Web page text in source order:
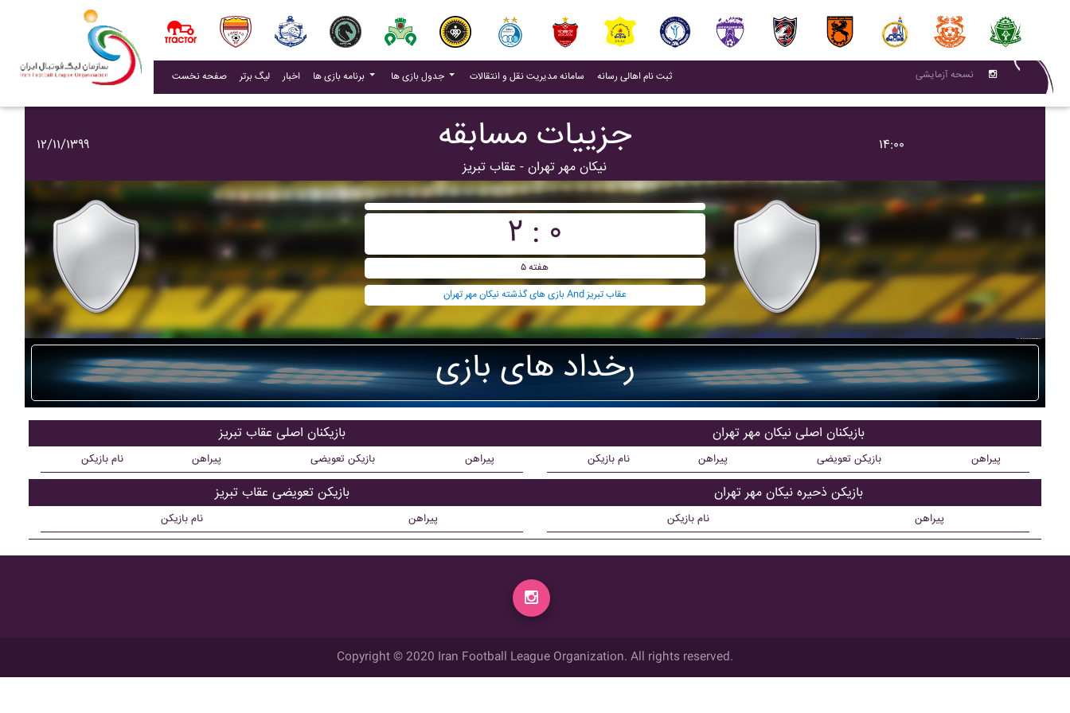
صفحه نخست لیگ برتر اخبار(current) برنامه بازی ها جدول بازی ها سامانه مدیریت نقل و انتقالات (current)
ثبت نام اهالی رسانه(current) نسحه آزمایشی
۱۲/۱۱/۱۳۹۹ جزییات مسابقه
نيکان مهر تهران - عقاب تبريز
۱۴:۰۰
۲ : ۰
هفته ۵
بازی های گذشته نيکان مهر تهران And عقاب تبريز
رخداد های بازی
بازیکنان اصلی عقاب تبريز
نام بازیکن پیراهن بازیکن تعویضی پیراهن
بازیکن تعویضی عقاب تبريز
نام بازیکن پیراهن
بازیکنان اصلی نيکان مهر تهران
نام بازیکن پیراهن بازیکن تعویضی پیراهن
بازیکن ذحیره نيکان مهر تهران
نام بازیکن پیراهن
Copyright © 2020 Iran Football League Organization. All rights reserved.